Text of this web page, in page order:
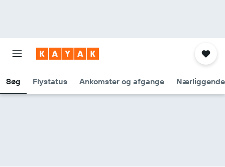
Søg Flystatus Ankomster og afgange